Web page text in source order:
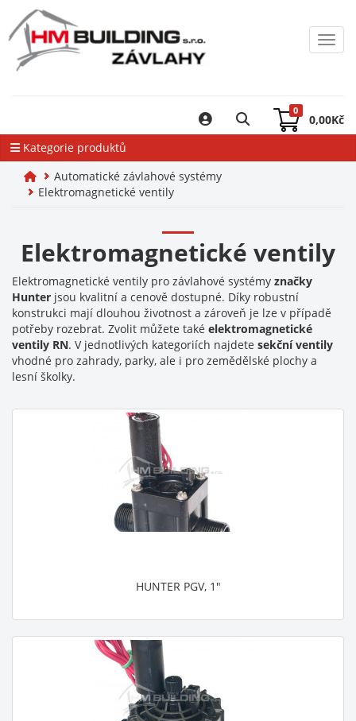
0
0,00Kč
Kategorie produktů
Automatické závlahové systémy
Elektromagnetické ventily
Elektromagnetické ventily
Elektromagnetické ventily pro závlahové systémy značky
Hunter jsou kvalitní a cenově dostupné. Díky robustní
konstrukci mají dlouhou životnost a zároveň je lze v případě
potřeby rozebrat. Zvolit můžete také elektromagnetické
ventily RN. V jednotlivých kategoriích najdete sekční ventily
vhodné pro zahrady, parky, ale i pro zemědělské plochy a
lesní školky.
HUNTER PGV, 1"